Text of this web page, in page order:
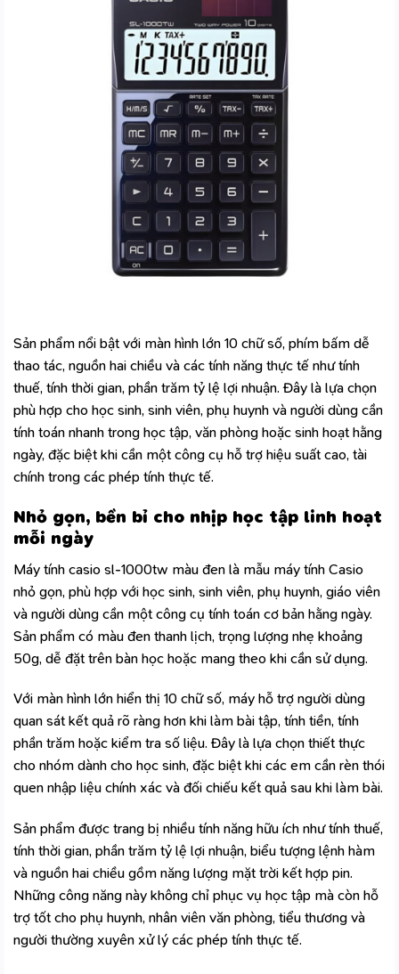
Sản phẩm nổi bật với màn hình lớn 10 chữ số, phím bấm dễ
thao tác, nguồn hai chiều và các tính năng thực tế như tính
thuế, tính thời gian, phần trăm tỷ lệ lợi nhuận. Đây là lựa chọn
phù hợp cho học sinh, sinh viên, phụ huynh và người dùng cần
tính toán nhanh trong học tập, văn phòng hoặc sinh hoạt hằng
ngày, đặc biệt khi cần một công cụ hỗ trợhiệu suất cao, tài
chínhtrong các phép tính thực tế.
Nhỏ gọn, bền bỉ cho nhịp học tập linh hoạt
mỗi ngày
Máy tính casio sl-1000tw màu đen là mẫu máy tính Casio
nhỏ gọn, phù hợp với học sinh, sinh viên, phụ huynh, giáo viên
và người dùng cần một công cụ tính toán cơ bản hằng ngày.
Sản phẩm có màu đen thanh lịch, trọng lượng nhẹ khoảng
50g, dễ đặt trên bàn học hoặc mang theo khi cần sử dụng.
Với màn hình lớn hiển thị 10 chữ số, máy hỗ trợ người dùng
quan sát kết quả rõ ràng hơn khi làm bài tập, tính tiền, tính
phần trăm hoặc kiểm tra số liệu. Đây là lựa chọn thiết thực
cho nhómdành cho học sinh, đặc biệt khi các em cần rèn thói
quen nhập liệu chính xác và đối chiếu kết quả sau khi làm bài.
Sản phẩm được trang bị nhiều tính năng hữu ích như tính thuế,
tính thời gian, phần trăm tỷ lệ lợi nhuận, biểu tượng lệnh hàm
và nguồn hai chiều gồm năng lượng mặt trời kết hợp pin.
Những công năng này không chỉ phục vụ học tập mà còn hỗ
trợ tốt cho phụ huynh, nhân viên văn phòng, tiểu thương và
người thường xuyên xử lý các phép tính thực tế.